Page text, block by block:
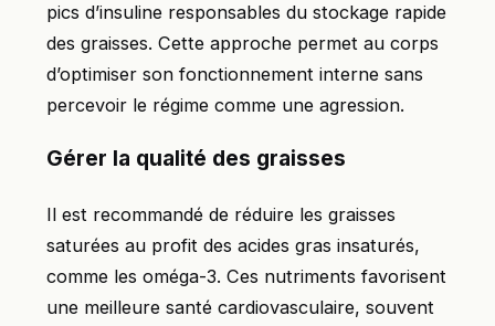
pics d’insuline responsables du stockage rapide
des graisses. Cette approche permet au corps
d’optimiser son fonctionnement interne sans
percevoir le régime comme une agression.
Gérer la qualité des graisses
Il est recommandé de réduire les graisses
saturées au profit des acides gras insaturés,
comme les oméga-3. Ces nutriments favorisent
une meilleure santé cardiovasculaire, souvent